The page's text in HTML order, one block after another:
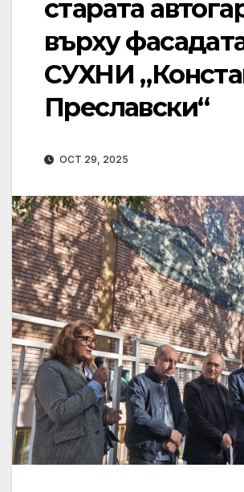
старата
върху
СУХНИ
Преславски“
OCT 29, 2025